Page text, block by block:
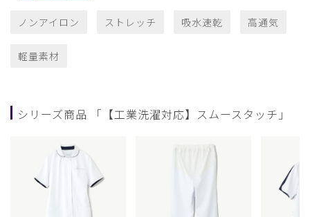
ノンアイロン ストレッチ 吸水速乾 高通気
軽量素材
シリーズ商品 「【工業洗濯対応】スムースタッチ」